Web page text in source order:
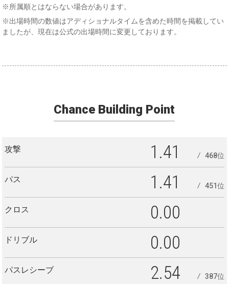
※所属順とはならない場合があります。
※出場時間の数値はアディショナルタイムを含めた時間を掲載してい
ましたが、現在は公式の出場時間に変更しております。
Chance Building Point
攻撃 1.41 468位
パス 1.41 451位
クロス 0.00
ドリブル 0.00
パスレシーブ 2.54 387位